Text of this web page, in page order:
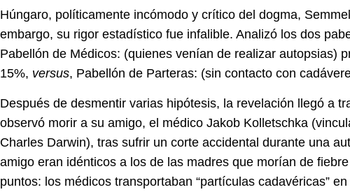
Húngaro, políticamente incómodo y crítico del dogma,
embargo, su rigor estadístico fue infalible. Analizó los dos
Pabellón de Médicos: (quienes venían de realizar autopsias)
15%, versus, Pabellón de Parteras: (sin contacto con
Después de desmentir varias hipótesis, la revelación llegó a
observó morir a su amigo, el médico Jakob Kolletschka
Charles Darwin), tras sufrir un corte accidental durante una
amigo eran idénticos a los de las madres que morían de
puntos: los médicos transportaban “partículas cadavéricas”